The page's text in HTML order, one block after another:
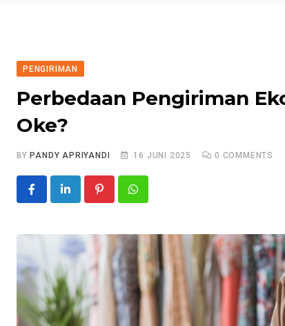
PENGIRIMAN
Perbedaan Pengiriman
Oke?
BY PANDY APRIYANDI 16 JUNI 2025 0 COMMENTS
PinterestWhatsapp